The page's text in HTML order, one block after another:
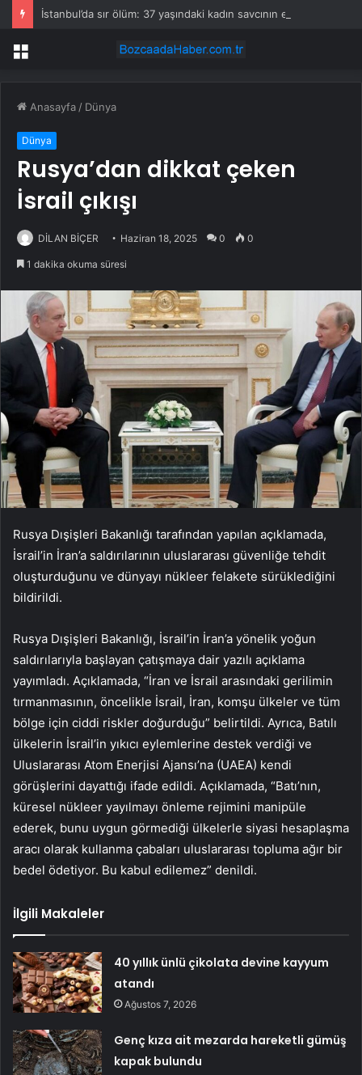
Menü
Anasayfa / Dünya
Dünya
Rusya’dan dikkat çeken
İsrail çıkışı
DİLAN BİÇER Haziran 18, 2025 0 0
1 dakika okuma süresi
Rusya Dışişleri Bakanlığı tarafından yapılan açıklamada,
İsrail’in İran’a saldırılarının uluslararası güvenliğe tehdit
oluşturduğunu ve dünyayı nükleer felakete sürüklediğini
bildirildi.
Rusya Dışişleri Bakanlığı, İsrail’in İran’a yönelik yoğun
saldırılarıyla başlayan çatışmaya dair yazılı açıklama
yayımladı. Açıklamada, “İran ve İsrail arasındaki gerilimin
tırmanmasının, öncelikle İsrail, İran, komşu ülkeler ve tüm
bölge için ciddi riskler doğurduğu” belirtildi. Ayrıca, Batılı
ülkelerin İsrail’in yıkıcı eylemlerine destek verdiği ve
Uluslararası Atom Enerjisi Ajansı’na (UAEA) kendi
görüşlerini dayattığı ifade edildi. Açıklamada, “Batı’nın,
küresel nükleer yayılmayı önleme rejimini manipüle
ederek, bunu uygun görmediği ülkelerle siyasi hesaplaşma
aracı olarak kullanma çabaları uluslararası topluma ağır bir
bedel ödetiyor. Bu kabul edilemez” denildi.
İlgili Makaleler
40 yıllık ünlü çikolata devine kayyum
atandı
Ağustos 7, 2026
Genç kıza ait mezarda hareketli gümüş
kapak bulundu